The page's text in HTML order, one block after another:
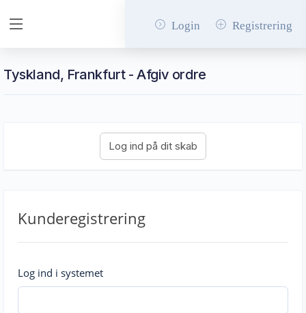
Login Registrering
Tyskland, Frankfurt - Afgiv ordre
Kunderegistrering
Log ind i systemet